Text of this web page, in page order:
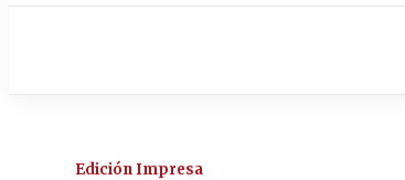
Edición Impresa